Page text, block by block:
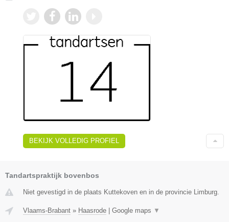
BEKIJK VOLLEDIG PROFIEL
Tandartspraktijk bovenbos
Niet gevestigd in de plaats Kuttekoven en in de provincie Limburg.
Vlaams-Brabant » Haasrode | Google maps ▼